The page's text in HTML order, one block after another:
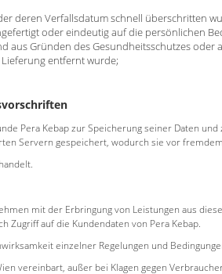
deren Verfallsdatum schnell überschritten
oder eindeutig auf die persönlichen
aus Gründen des Gesundheitsschutzes
entfernt wurde;
Pera Kebap zur Speicherung seiner Daten
Servern gespeichert, wodurch sie vor
mit der Erbringung von Leistungen aus
Zugriff auf die Kundendaten von Pera Kebap.
einzelner Regelungen und
vereinbart, außer bei Klagen gegen